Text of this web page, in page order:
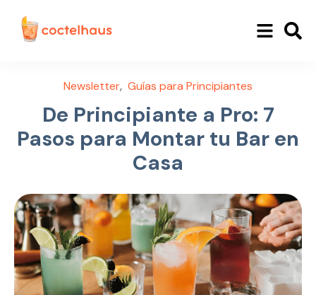
Newsletter, Guías para Principiantes
De Principiante a Pro: 7
Pasos para Montar tu Bar en
Casa